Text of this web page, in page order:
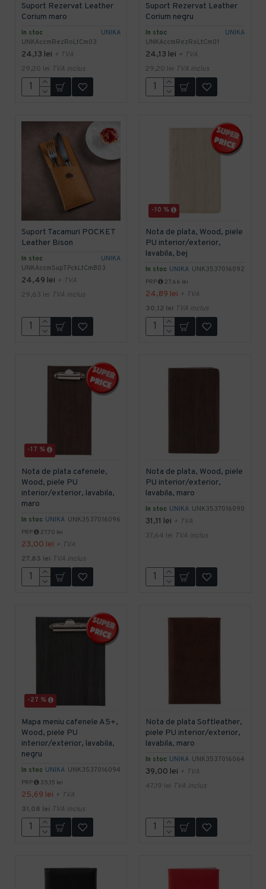
In stoc
UNIKA
UNKAccmRezRoLtCm03
Suport Rezervat Leather
Corium maro
24,13 lei + TVA
29,20 lei TVA inclus
In stoc
UNIKA
UNKAccmRezRoLtCm01
Suport Rezervat Leather
Corium negru
24,13 lei + TVA
29,20 lei TVA inclus
In stoc
UNIKA
UNKAccmSupTPckLtCmB03
Suport Tacamuri POCKET
Leather Bison
24,49 lei + TVA
29,63 lei TVA inclus
-10 %
In stoc UNIKA UNK3537016092
Nota de plata, Wood, piele
PU interior/exterior,
lavabila, bej
PRP 27,66 lei
24,89 lei + TVA
30,12 lei TVA inclus
-17 %
In stoc UNIKA UNK3537016096
Nota de plata cafenele,
Wood, piele PU
interior/exterior, lavabila,
maro
PRP 27,70 lei
23,00 lei + TVA
27,83 lei TVA inclus
In stoc UNIKA UNK3537016090
Nota de plata, Wood, piele
PU interior/exterior,
lavabila, maro
31,11 lei + TVA
37,64 lei TVA inclus
-27 %
In stoc UNIKA UNK3537016094
Mapa meniu cafenele A5+,
Wood, piele PU
interior/exterior, lavabila,
negru
PRP 35,15 lei
25,69 lei + TVA
31,08 lei TVA inclus
In stoc UNIKA UNK3537016064
Nota de plata Softleather,
piele PU interior/exterior,
lavabila, maro
39,00 lei + TVA
47,19 lei TVA inclus